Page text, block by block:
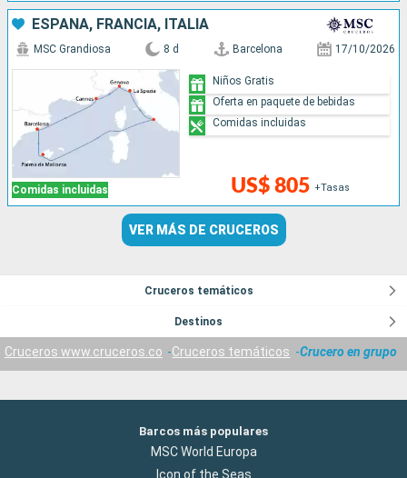
ESPAÑA, FRANCIA, ITALIA
Comidas incluidas
MSC Grandiosa 8 d Barcelona 17/10/2026
US$ 805 +Tasas
Niños Gratis
Oferta en paquete de bebidas
Comidas incluidas
VER MÁS DE CRUCEROS
Cruceros temáticos
Destinos
Cruceros www.cruceros.co Cruceros temáticos Crucero en grupo
Barcos más populares
MSC World Europa
Icon of the Seas